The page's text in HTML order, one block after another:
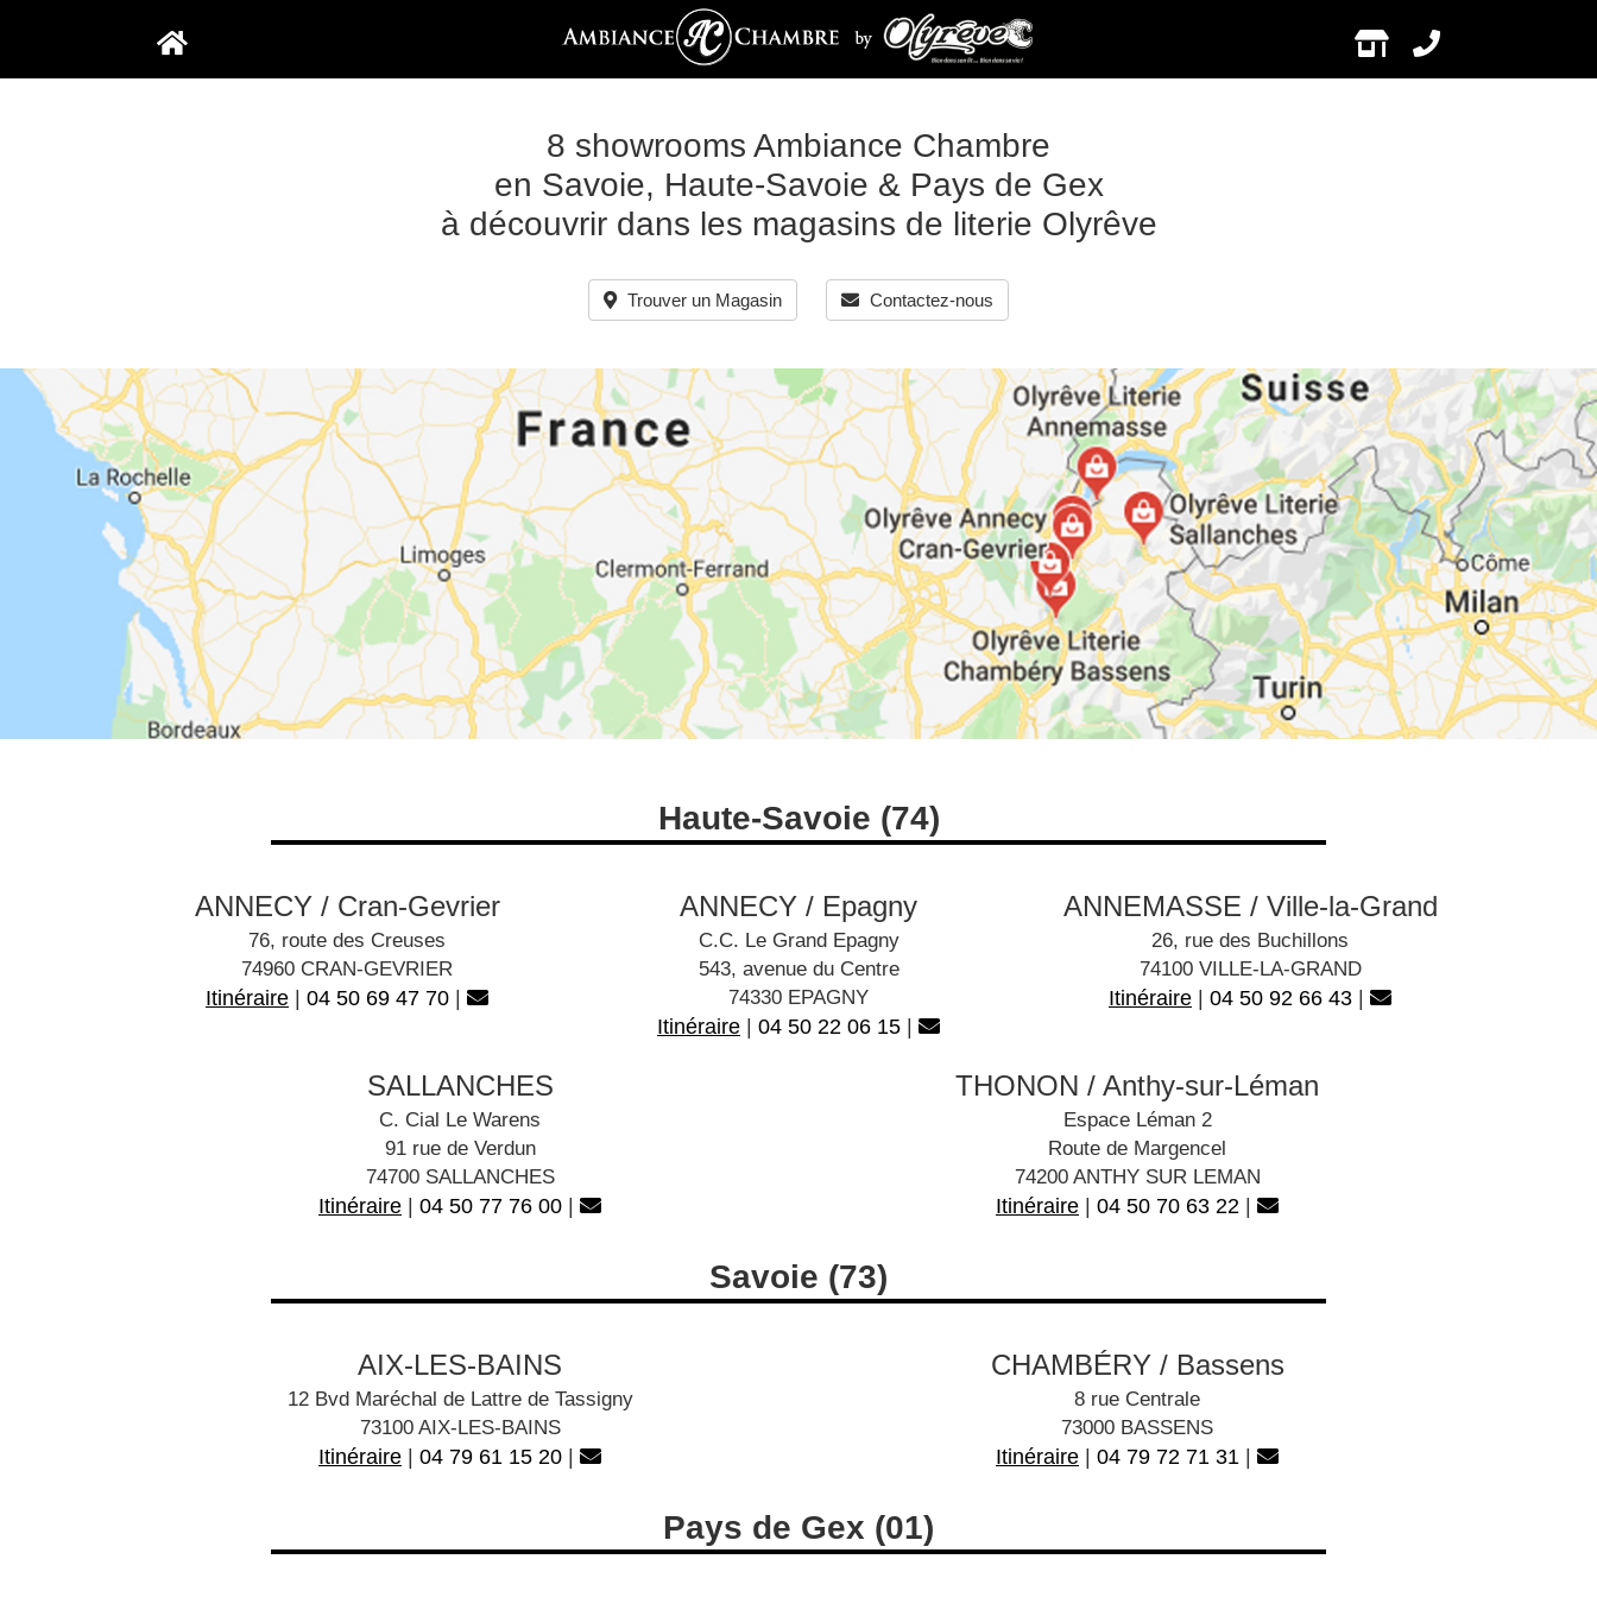
8 showrooms Ambiance Chambre
en Savoie, Haute-Savoie & Pays de Gex
à découvrir dans les magasins de literie Olyrêve
Trouver un Magasin Contactez-nous
Haute-Savoie (74)
ANNECY / Cran-Gevrier
76, route des Creuses
74960 CRAN-GEVRIER
Itinéraire | 04 50 69 47 70 |
ANNECY / Epagny
C.C. Le Grand Epagny
543, avenue du Centre
74330 EPAGNY
Itinéraire | 04 50 22 06 15 |
ANNEMASSE / Ville-la-Grand
26, rue des Buchillons
74100 VILLE-LA-GRAND
Itinéraire | 04 50 92 66 43 |
SALLANCHES
C. Cial Le Warens
91 rue de Verdun
74700 SALLANCHES
Itinéraire | 04 50 77 76 00 |
THONON / Anthy-sur-Léman
Espace Léman 2
Route de Margencel
74200 ANTHY SUR LEMAN
Itinéraire | 04 50 70 63 22 |
Savoie (73)
AIX-LES-BAINS
12 Bvd Maréchal de Lattre de Tassigny
73100 AIX-LES-BAINS
Itinéraire | 04 79 61 15 20 |
CHAMBÉRY / Bassens
8 rue Centrale
73000 BASSENS
Itinéraire | 04 79 72 71 31 |
Pays de Gex (01)